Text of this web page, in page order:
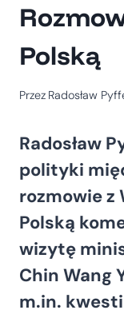
Polską
Przez Radosław
Radosław
polityki
rozmowie z
Polską
wizytę
Chin Wang
m.in.